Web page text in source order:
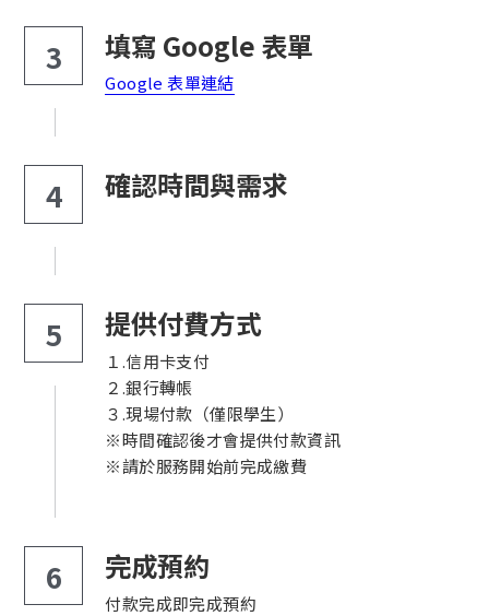
3 填寫 Google 表單
Google 表單連結
4 確認時間與需求
5 提供付費方式
１.信用卡支付
２.銀行轉帳
３.現場付款（僅限學生）
※時間確認後才會提供付款資訊
※請於服務開始前完成繳費
6 完成預約
付款完成即完成預約